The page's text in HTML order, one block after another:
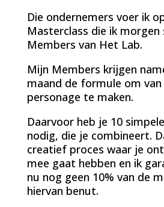
Die ondernemers voer ik
Masterclass die ik
Members van Het Lab.
Mijn Members krijgen
maand de formule om van
personage te maken.
Daarvoor heb je 10
nodig, die je combineert.
creatief proces waar je
mee gaat hebben en ik
nu nog geen 10% van de
hiervan benut.